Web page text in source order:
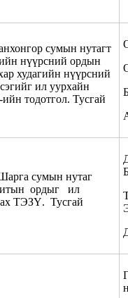
сумын нутагт
нүүрсний ордын
худагийн нүүрсний
ил уурхайн
тодотгол. Тусгай
сумын нутаг
ордыг ил
ТЭЗҮ. Тусгай